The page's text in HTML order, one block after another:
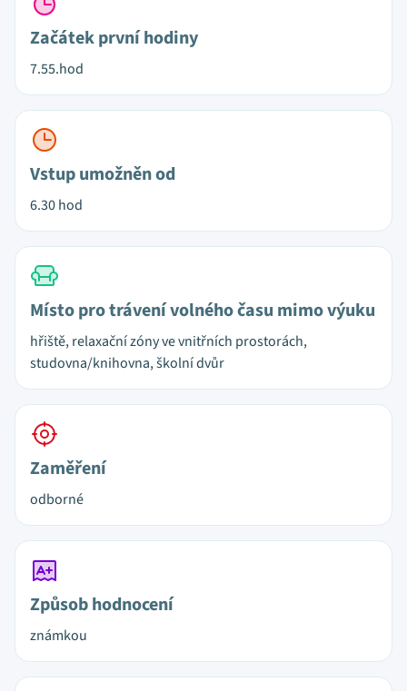
Začátek první hodiny
7.55.hod
Vstup umožněn od
6.30 hod
Místo pro trávení volného času mimo výuku
hřiště, relaxační zóny ve vnitřních prostorách,
studovna/knihovna, školní dvůr
Zaměření
odborné
Způsob hodnocení
známkou